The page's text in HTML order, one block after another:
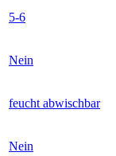
5-6
Nein
feucht abwischbar
Nein